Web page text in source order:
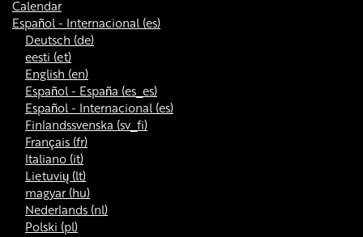
Calendar
Español - Internacional ‎(es)‎
Deutsch ‎(de)‎
eesti ‎(et)‎
English ‎(en)‎
Español - España ‎(es_es)‎
Español - Internacional ‎(es)‎
Finlandssvenska ‎(sv_fi)‎
Français ‎(fr)‎
Italiano ‎(it)‎
Lietuvių ‎(lt)‎
magyar ‎(hu)‎
Nederlands ‎(nl)‎
Polski ‎(pl)‎